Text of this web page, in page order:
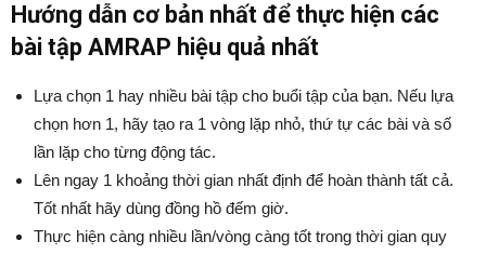
Hướng dẫn cơ bản nhất để thực hiện các
bài tập AMRAP hiệu quả nhất
Lựa chọn 1 hay nhiều bài tập cho buổi tập của bạn. Nếu lựa
chọn hơn 1, hãy tạo ra 1 vòng lặp nhỏ, thứ tự các bài và số
lần lặp cho từng động tác.
Lên ngay 1 khoảng thời gian nhất định để hoàn thành tất cả.
Tốt nhất hãy dùng đồng hồ đếm giờ.
Thực hiện càng nhiều lần/vòng càng tốt trong thời gian quy